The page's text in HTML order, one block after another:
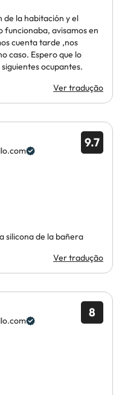
de la habitación y el
funcionaba, avisamos en
cuenta tarde ,nos
caso. Espero que lo
ocupantes.
Ver tradução
9.7
silicona de la bañera
Ver tradução
8